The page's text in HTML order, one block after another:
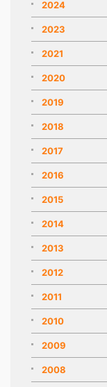
2024
2023
2021
2020
2019
2018
2017
2016
2015
2014
2013
2012
2011
2010
2009
2008